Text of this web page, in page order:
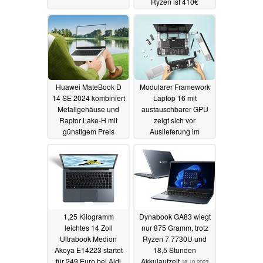
Version25.10.2023
Huawei MateBook D
14 SE 2024 kombiniert
Metallgehäuse und
Raptor Lake-H mit
günstigem Preis
Modularer Framework
Laptop 16 mit
austauschbarer GPU
zeigt sich vor
Auslieferung im
23.10.2023
1,25 Kilogramm
leichtes 14 Zoll
Ultrabook Medion
Akoya E14223 startet
Dynabook GA83 wiegt
nur 875 Gramm, trotz
Ryzen 7 7730U und
18,5 Stunden